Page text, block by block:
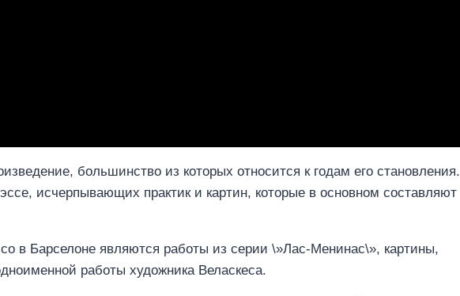
большинство из которых относится к годам его становления.
исчерпывающих практик и картин, которые в основном составляют
в Барселоне являются работы из серии \»Лас-Менинас\», картины,
работы художника Веласкеса.